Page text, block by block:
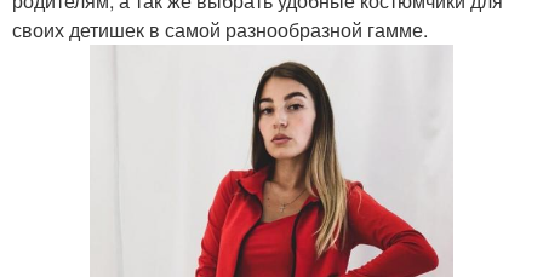
своих детишек в самой разнообразной гамме.